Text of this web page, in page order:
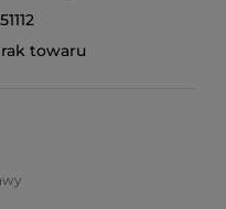
towaru